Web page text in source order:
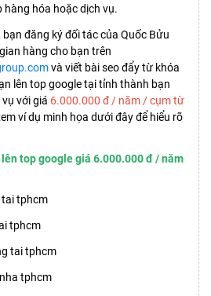
hóa hoặc dịch vụ.
đăng ký đối tác của Quốc Bửu
hàng cho bạn trên
và viết bài seo đẩy từ khóa
lên top google tại tỉnh thành bạn
với giá 6.000.000 đ / năm / cụm từ
ví dụ minh họa dưới đây để hiểu rõ
top google giá 6.000.000 đ / năm
tai tphcm
tphcm
tai tphcm
tphcm